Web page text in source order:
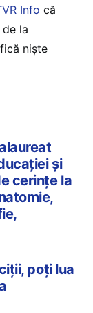
Info că
la
nişte
și
cerințe la
poți lua